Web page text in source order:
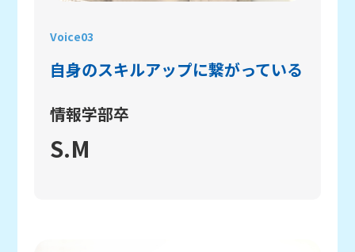
Voice03
自身のスキルアップに繋がっている
情報学部卒
S.M